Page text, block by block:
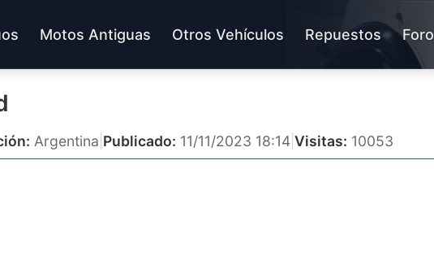
Motos Antiguas Otros Vehículos Repuestos Foro
Argentina Publicado: 11/11/2023 18:14 Visitas: 10053